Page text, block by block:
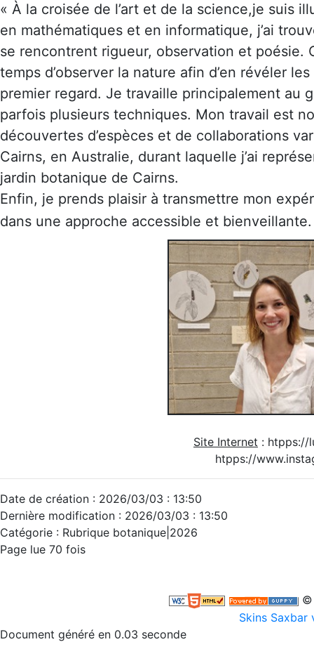
« À la croisée de l’art et de la science,je suis
en mathématiques et en informatique, j’ai
se rencontrent rigueur, observation et poésie.
temps d’observer la nature afin d’en révéler
premier regard. Je travaille principalement au
parfois plusieurs techniques. Mon travail est
découvertes d’espèces et de collaborations
Cairns, en Australie, durant laquelle j’ai
jardin botanique de Cairns.
Enfin, je prends plaisir à transmettre mon
dans une approche accessible et bienveillante.
Site Internet : htpps://
htpps://
Date de création : 2026/03/03 : 13:50
Dernière modification : 2026/03/03 : 13:50
Catégorie : Rubrique botanique|2026
Page lue 70 fois
©
Skins Saxbar
Document généré en 0.03 seconde